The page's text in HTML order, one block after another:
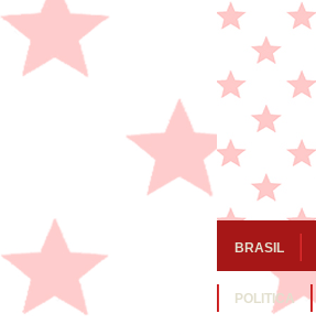
BRASIL
POLITICA